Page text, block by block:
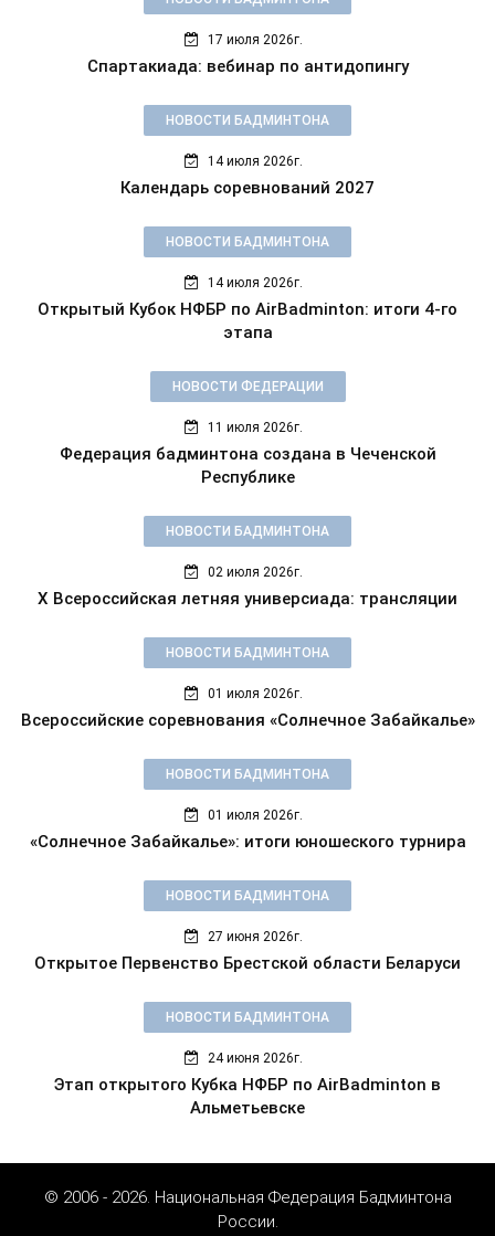
17 июля 2026г.
Спартакиада: вебинар по антидопингу
НОВОСТИ БАДМИНТОНА
14 июля 2026г.
Календарь соревнований 2027
НОВОСТИ БАДМИНТОНА
14 июля 2026г.
Открытый Кубок НФБР по AirBadminton: итоги 4-го
этапа
НОВОСТИ ФЕДЕРАЦИИ
11 июля 2026г.
Федерация бадминтона создана в Чеченской
Республике
НОВОСТИ БАДМИНТОНА
02 июля 2026г.
X Всероссийская летняя универсиада: трансляции
НОВОСТИ БАДМИНТОНА
01 июля 2026г.
Всероссийские соревнования «Солнечное Забайкалье»
НОВОСТИ БАДМИНТОНА
01 июля 2026г.
«Солнечное Забайкалье»: итоги юношеского турнира
НОВОСТИ БАДМИНТОНА
27 июня 2026г.
Открытое Первенство Брестской области Беларуси
НОВОСТИ БАДМИНТОНА
24 июня 2026г.
Этап открытого Кубка НФБР по AirBadminton в
Альметьевске
© 2006 - 2026. Национальная Федерация Бадминтона
России.